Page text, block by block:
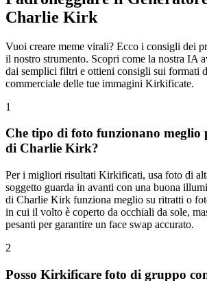
Charlie Kirk
Vuoi creare meme virali? Ecco i consigli dei
il nostro strumento. Scopri come la nostra IA
dai semplici filtri e ottieni consigli sui formati
commerciale delle tue immagini Kirkificate.
1
Che tipo di foto funzionano meglio
di Charlie Kirk?
Per i migliori risultati Kirkificati, usa foto di
soggetto guarda in avanti con una buona
di Charlie Kirk funziona meglio su ritratti o
in cui il volto è coperto da occhiali da sole,
pesanti per garantire un face swap accurato.
2
Posso Kirkificare foto di gruppo